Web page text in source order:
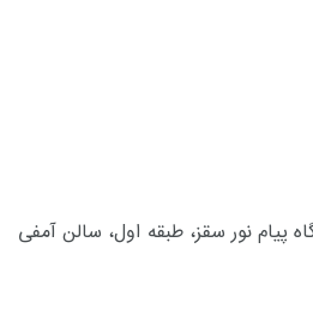
پیام نور سقز، طبقه اول، سالن آمفی